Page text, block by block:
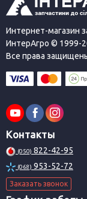
Интернет-магазин
ИнтерАгро © 1999-
Все права
Контакты
(050) 822-42-95
(068) 953-52-72
Заказать звонок